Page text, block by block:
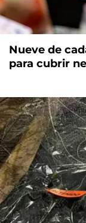
Nueve de
para cubrir